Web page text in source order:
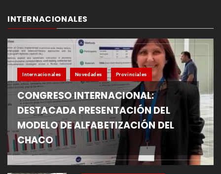
INTERNACIONALES
Internacionales Novedades Provinciales
CONGRESO INTERNACIONAL:
DESTACADA PRESENTACIÓN DEL
MODELO DE ALFABETIZACIÓN DEL
CHACO